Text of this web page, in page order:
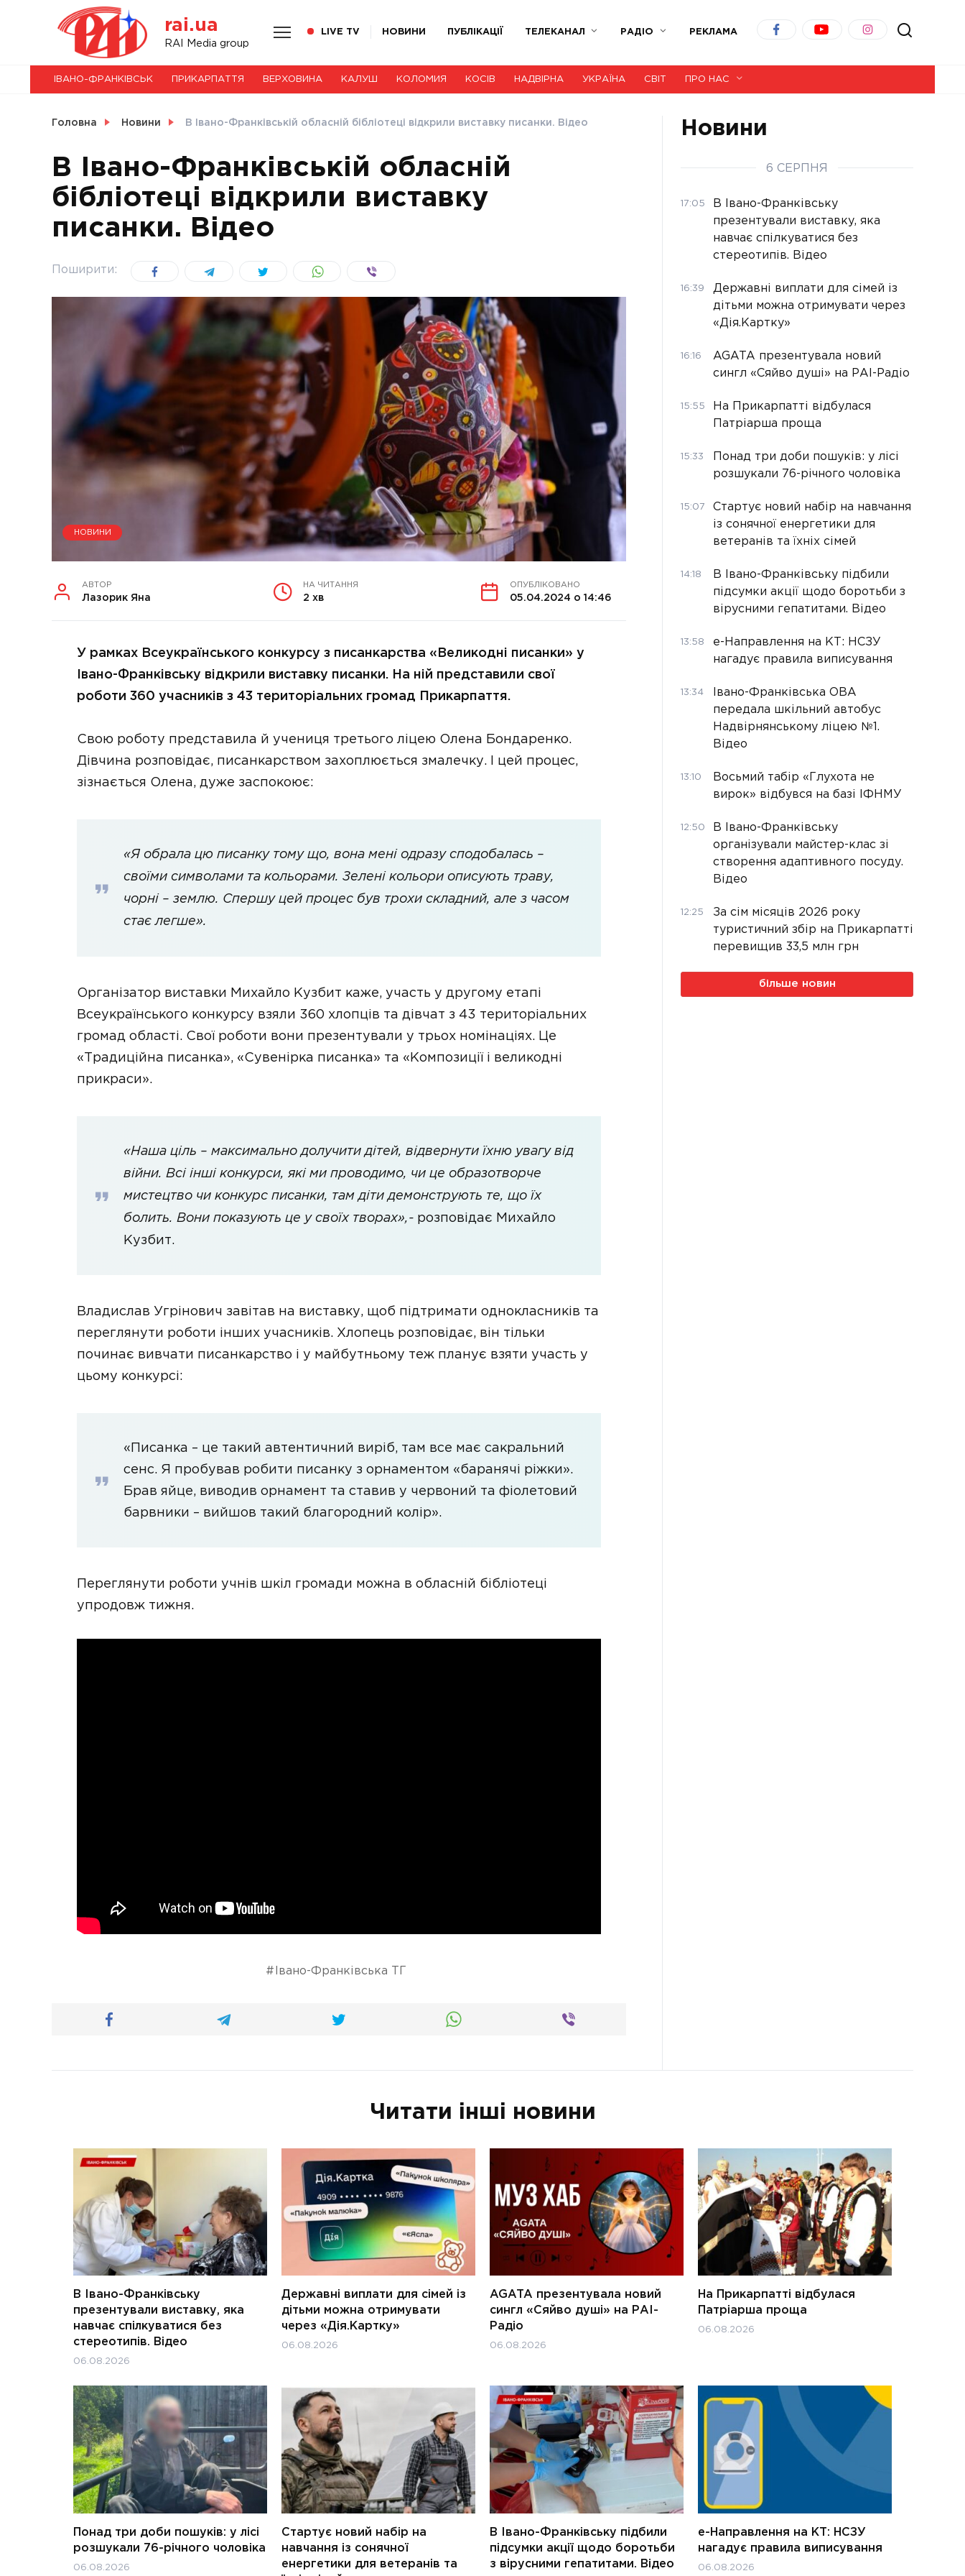
rai.ua
RAI Media group
LIVE TV НОВИНИ ПУБЛІКАЦІЇ ТЕЛЕКАНАЛ РАДІО РЕКЛАМА
НОВИНИ
СВІТ
УКРАЇНА
ІВАНО-ФРАНКІВСЬК ПРИКАРПАТТЯ ВЕРХОВИНА КАЛУШ КОЛОМИЯ КОСІВ НАДВІРНА УКРАЇНА СВІТ ПРО НАС
Головна Новини В Івано-Франківській обласній бібліотеці відкрили виставку писанки. Відео
В Івано-Франківській обласній
бібліотеці відкрили виставку
писанки. Відео
Поширити:
НОВИНИ
АВТОР
Лазорик Яна
НА ЧИТАННЯ
2 хв
ОПУБЛІКОВАНО
05.04.2024 о 14:46
У рамках Всеукраїнського конкурсу з писанкарства «Великодні писанки» у
Івано-Франківську відкрили виставку писанки. На ній представили свої
роботи 360 учасників з 43 територіальних громад Прикарпаття.
Свою роботу представила й учениця третього ліцею Олена Бондаренко.
Дівчина розповідає, писанкарством захоплюється змалечку. І цей процес,
зізнається Олена, дуже заспокоює:
«Я обрала цю писанку тому що, вона мені одразу сподобалась –
своїми символами та кольорами. Зелені кольори описують траву,
чорні – землю. Спершу цей процес був трохи складний, але з часом
стає легше».
Організатор виставки Михайло Кузбит каже, участь у другому етапі
Всеукраїнського конкурсу взяли 360 хлопців та дівчат з 43 територіальних
громад області. Свої роботи вони презентували у трьох номінаціях. Це
«Традиційна писанка», «Сувенірка писанка» та «Композиції і великодні
прикраси».
«Наша ціль – максимально долучити дітей, відвернути їхню увагу від
війни. Всі інші конкурси, які ми проводимо, чи це образотворче
мистецтво чи конкурс писанки, там діти демонструють те, що їх
болить. Вони показують це у своїх творах»,- розповідає Михайло
Кузбит.
Владислав Угрінович завітав на виставку, щоб підтримати однокласників та
переглянути роботи інших учасників. Хлопець розповідає, він тільки
починає вивчати писанкарство і у майбутньому теж планує взяти участь у
цьому конкурсі:
«Писанка – це такий автентичний виріб, там все має сакральний
сенс. Я пробував робити писанку з орнаментом «баранячі ріжки».
Брав яйце, виводив орнамент та ставив у червоний та фіолетовий
барвники – вийшов такий благородний колір».
Переглянути роботи учнів шкіл громади можна в обласній бібліотеці
упродовж тижня.
Івано-Франківська ТГ
Новини
6 СЕРПНЯ
17:05
В Івано-Франківську
презентували виставку, яка
навчає спілкуватися без
стереотипів. Відео
16:39
Державні виплати для сімей із
дітьми можна отримувати через
«Дія.Картку»
16:16
AGATA презентувала новий
сингл «Сяйво душі» на РАІ-Радіо
15:55
На Прикарпатті відбулася
Патріарша проща
15:33
Понад три доби пошуків: у лісі
розшукали 76-річного чоловіка
15:07
Стартує новий набір на навчання
із сонячної енергетики для
ветеранів та їхніх сімей
14:18
В Івано-Франківську підбили
підсумки акції щодо боротьби з
вірусними гепатитами. Відео
13:58
е-Направлення на КТ: НСЗУ
нагадує правила виписування
13:34
Івано-Франківська ОВА
передала шкільний автобус
Надвірнянському ліцею №1.
Відео
13:10
Восьмий табір «Глухота не
вирок» відбувся на базі ІФНМУ
12:50
В Івано-Франківську
організували майстер-клас зі
створення адаптивного посуду.
Відео
12:25
За сім місяців 2026 року
туристичний збір на Прикарпатті
перевищив 33,5 млн грн
більше новин
Читати інші новини
В Івано-Франківську
презентували виставку, яка
навчає спілкуватися без
стереотипів. Відео
06.08.2026
Державні виплати для сімей із
дітьми можна отримувати
через «Дія.Картку»
06.08.2026
AGATA презентувала новий
сингл «Сяйво душі» на РАІ-
Радіо
06.08.2026
На Прикарпатті відбулася
Патріарша проща
06.08.2026
Понад три доби пошуків: у лісі
розшукали 76-річного чоловіка
06.08.2026
Стартує новий набір на
навчання із сонячної
енергетики для ветеранів та
В Івано-Франківську підбили
підсумки акції щодо боротьби
з вірусними гепатитами. Відео
е-Направлення на КТ: НСЗУ
нагадує правила виписування
06.08.2026